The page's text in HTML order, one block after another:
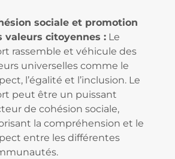
sociale et promotion
valeurs citoyennes : Le
rassemble et véhicule des
universelles comme le
l’égalité et l’inclusion. Le
peut être un puissant
de cohésion sociale,
la compréhension et le
entre les différentes